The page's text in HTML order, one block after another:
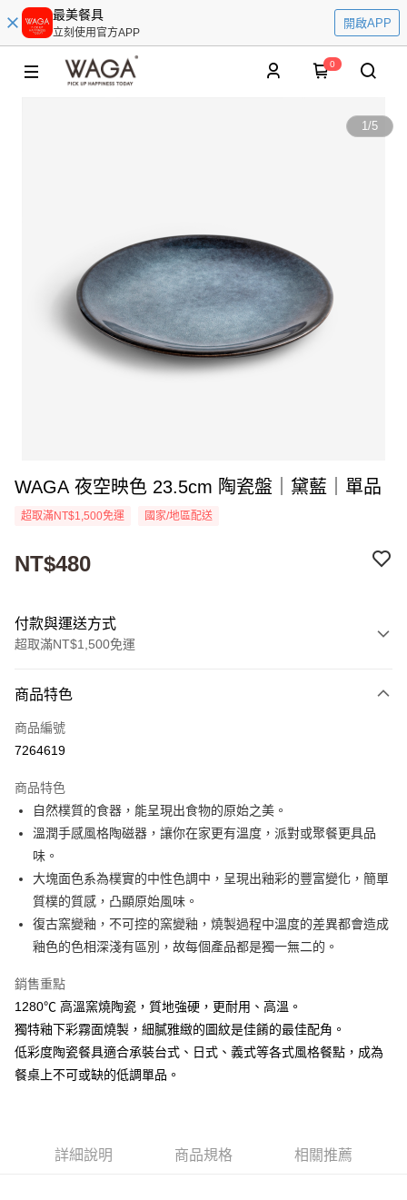
最美餐具
立刻使用官方APP
開啟APP
0
1/5
WAGA 夜空映色 23.5cm 陶瓷盤｜黛藍｜單品
超取滿NT$1,500免運 國家/地區配送
NT$480
付款與運送方式
超取滿NT$1,500免運
信用卡一次付款
超商取貨付款
街口支付
悠遊付
AFTEE先享後付
相關說明
【關於「AFTEE先享後付」】
AFTEE先享後付是「在收到商品之後才付款」的支付方式。 讓您購物簡單
便利好安心！
２．便利：只要手機號碼，簡訊認證，即可結帳。
３．安心：先確認商品／服務後，再付款。
【「AFTEE先享後付」結帳流程】
１．於結帳方式選擇「AFTEE先享後付」後，將跳轉至「AFTEE先享後付」
２．訂單成立數日內，您將收到繳費通知簡訊。
購買商品的店家。未經商家同意取消之訂單仍視為有效，需透過AFTEE先享
後付繳納相關費用。
ATM付款
全家取貨付款
每筆NT$60，滿NT$1,500(含以上)免運費
7-11取貨付款
每筆NT$100，滿NT$1,500(含以上)免運費
商品特色
商品編號
7264619
商品特色
自然樸質的食器，能呈現出食物的原始之美。
溫潤手感風格陶磁器，讓你在家更有溫度，派對或聚餐更具品
味。
大塊面色系為樸實的中性色調中，呈現出釉彩的豐富變化，簡單
質樸的質感，凸顯原始風味。
復古窯變釉，不可控的窯變釉，燒製過程中溫度的差異都會造成
釉色的色相深淺有區別，故每個產品都是獨一無二的。
銷售重點
1280℃ 高溫窯燒陶瓷，質地強硬，更耐用、高溫。
獨特釉下彩霧面燒製，細膩雅緻的圖紋是佳餚的最佳配角。
低彩度陶瓷餐具適合承裝台式、日式、義式等各式風格餐點，成為
餐桌上不可或缺的低調單品。
詳細說明 商品規格 相關推薦